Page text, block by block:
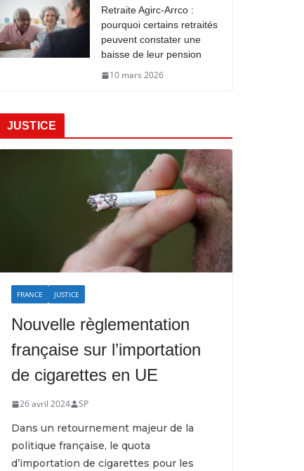
Retraite Agirc-Arrco :
pourquoi certains retraités
peuvent constater une
baisse de leur pension
10 mars 2026
JUSTICE
FRANCE JUSTICE
Nouvelle règlementation
française sur l’importation
de cigarettes en UE
26 avril 2024 SP
Dans un retournement majeur de la
politique française, le quota
d’importation de cigarettes pour les